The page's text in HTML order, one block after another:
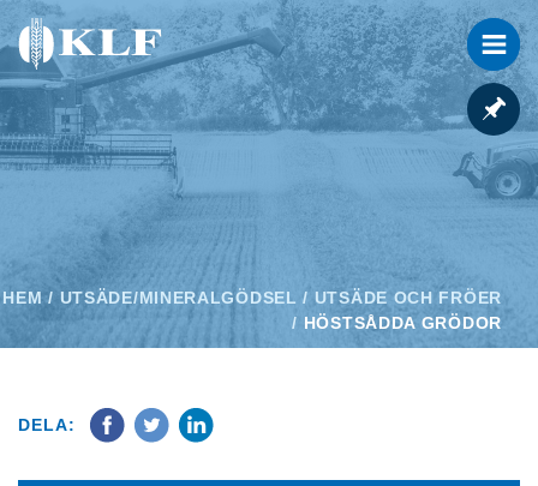
HEM / UTSÄDE/MINERALGÖDSEL / UTSÄDE OCH FRÖER
/ HÖSTSÅDDA GRÖDOR
DELA: